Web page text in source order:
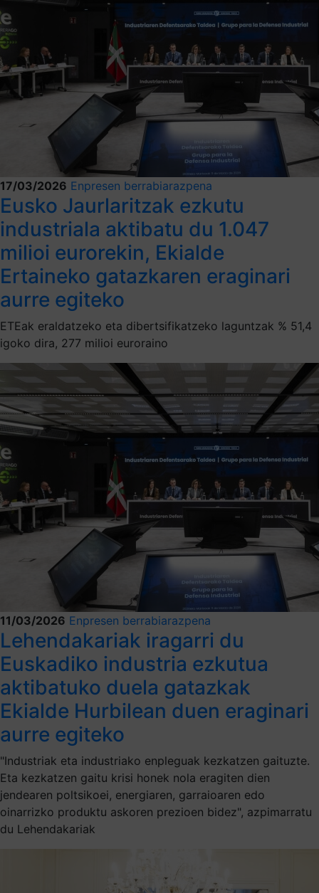
17/03/2026 Enpresen berrabiarazpena
Eusko Jaurlaritzak ezkutu
industriala aktibatu du 1.047
milioi eurorekin, Ekialde
Ertaineko gatazkaren eraginari
aurre egiteko
ETEak eraldatzeko eta dibertsifikatzeko laguntzak % 51,4
igoko dira, 277 milioi euroraino
11/03/2026 Enpresen berrabiarazpena
Lehendakariak iragarri du
Euskadiko industria ezkutua
aktibatuko duela gatazkak
Ekialde Hurbilean duen eraginari
aurre egiteko
"Industriak eta industriako enpleguak kezkatzen gaituzte.
Eta kezkatzen gaitu krisi honek nola eragiten dien
jendearen poltsikoei, energiaren, garraioaren edo
oinarrizko produktu askoren prezioen bidez", azpimarratu
du Lehendakariak